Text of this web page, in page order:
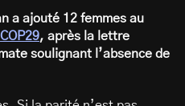
a ajouté 12 femmes au
COP29, après la lettre
soulignant l’absence de